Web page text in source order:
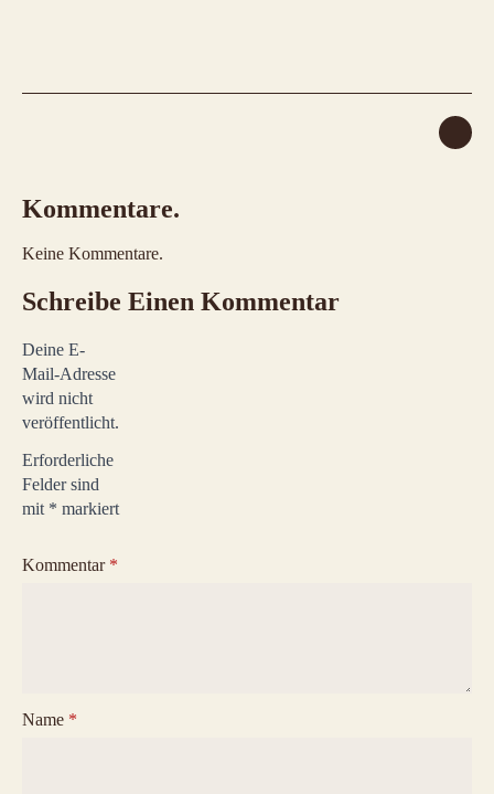
Kommentare.
Keine Kommentare.
Schreibe Einen Kommentar
Deine E-
Mail-Adresse
wird nicht
veröffentlicht.
Erforderliche
Felder sind
mit * markiert
Kommentar *
Name *